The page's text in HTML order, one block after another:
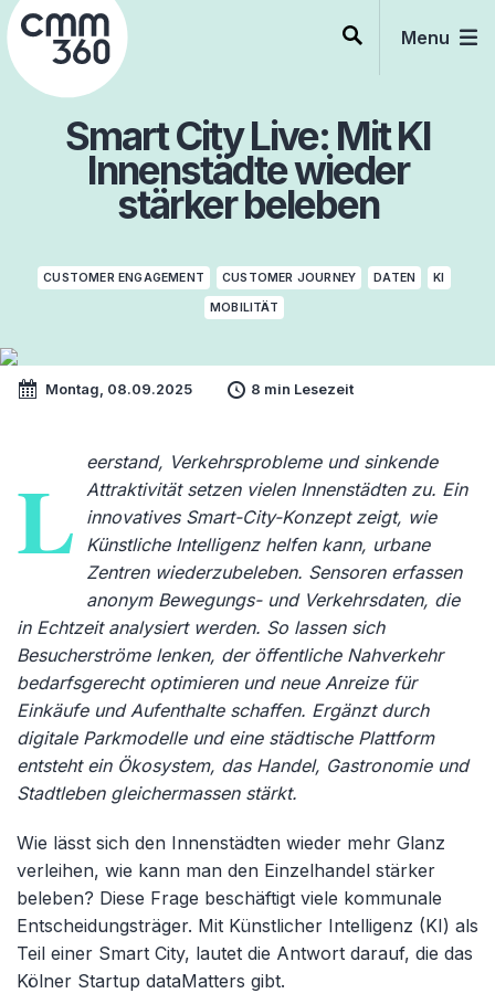
Skip
to
content
Menu
Smart City Live: Mit KI
Innenstädte wieder
stärker beleben
CUSTOMER ENGAGEMENT CUSTOMER JOURNEY DATEN KI
MOBILITÄT
Montag, 08.09.2025 8 min Lesezeit
L
eerstand, Verkehrsprobleme und sinkende
Attraktivität setzen vielen Innenstädten zu. Ein
innovatives Smart-City-Konzept zeigt, wie
Künstliche Intelligenz helfen kann, urbane
Zentren wiederzubeleben. Sensoren erfassen
anonym Bewegungs- und Verkehrsdaten, die
in Echtzeit analysiert werden. So lassen sich
Besucherströme lenken, der öffentliche Nahverkehr
bedarfsgerecht optimieren und neue Anreize für
Einkäufe und Aufenthalte schaffen. Ergänzt durch
digitale Parkmodelle und eine städtische Plattform
entsteht ein Ökosystem, das Handel, Gastronomie und
Stadtleben gleichermassen stärkt.
Wie lässt sich den Innenstädten wieder mehr Glanz
verleihen, wie kann man den Einzelhandel stärker
beleben? Diese Frage beschäftigt viele kommunale
Entscheidungsträger. Mit Künstlicher Intelligenz (KI) als
Teil einer Smart City, lautet die Antwort darauf, die das
Kölner Startup dataMatters gibt.